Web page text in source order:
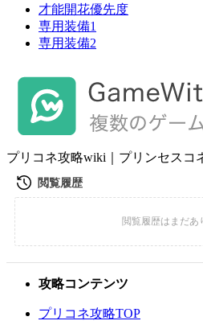
才能開花優先度
専用装備1
専用装備2
プリコネ攻略wiki｜プリンセスコ
攻略コンテンツ
プリコネ攻略TOP